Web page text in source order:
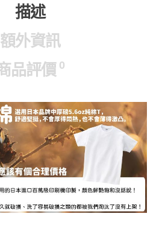
描述
額外資訊
品評價 0